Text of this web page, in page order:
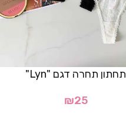
תחתון תחרה דגם "Lyn"
₪25